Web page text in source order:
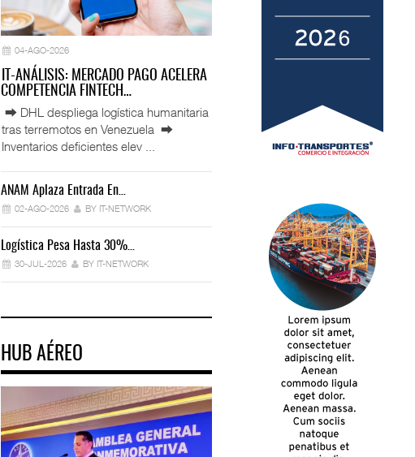
04-AGO-2026
IT-ANÁLISIS: MERCADO PAGO ACELERA
COMPETENCIA FINTECH…
⮕ DHL despliega logística humanitaria
tras terremotos en Venezuela ⮕
Inventarios deficientes elev ...
ANAM Aplaza Entrada En…
02-AGO-2026 BY IT-NETWORK
Logística Pesa Hasta 30%…
30-JUL-2026 BY IT-NETWORK
BY IT-NETWORK
Exportaciones Elevan Superávit Comercial…
29-JUL-2026 BY IT-NETWORK
HUB AÉREO